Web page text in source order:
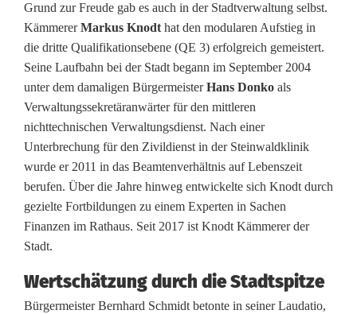
e
r
b
i
l
d
u
n
g
u
Grund zur Freude gab es auch in der Stadtverwaltung selbst.
KämmererMarkus Knodt hat den modularen Aufstieg in
die dritte Qualifikationsebene (QE 3) erfolgreich gemeistert.
Seine Laufbahn bei der Stadt begann im September 2004
unter dem damaligen BürgermeisterHans Donko als
Verwaltungssekretäranwärter für den mittleren
nichttechnischen Verwaltungsdienst. Nach einer
Unterbrechung für den Zivildienst in der Steinwaldklinik
wurde er 2011 in das Beamtenverhältnis auf Lebenszeit
berufen. Über die Jahre hinweg entwickelte sich Knodt durch
gezielte Fortbildungen zu einem Experten in Sachen
Finanzen im Rathaus. Seit 2017 ist Knodt Kämmerer der
Stadt.
Wertschätzung durch die Stadtspitze
Bürgermeister Bernhard Schmidt betonte in seiner Laudatio,